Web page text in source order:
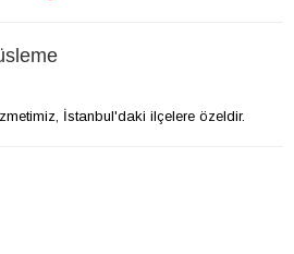
İstanbul'daki ilçelere özeldir.